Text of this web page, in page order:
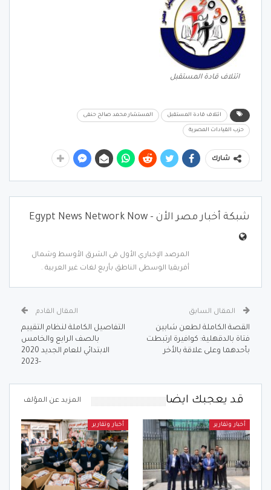
ائتلاف قادة المستقبل
ائتلاف قادة المستقبل المستشار محمد صالح حنفى
حزب القيادات المصرية
شارك
شبكة أخبار مصر الأن - Egypt News Network Now
المرصد الإخباري الأول فى الشرق الأوسط وشمال
أفريقيا الوسطى الناطق بأربع لغات غير العربية .
المقال السابق
القصة الكاملة لطعن شابين
فتاة بالدقهلية: كوافيرة ارتبطت
بأحدهما وعلى علاقة بالأخر
المقال القادم
التفاصيل الكاملة لنظام التقييم
بالصف الرابع والخامس
الابتدائي للعام الجديد 2020
-2023
قد يعجبك ايضا المزيد عن المؤلف
أخبار وتقارير أخبار وتقارير